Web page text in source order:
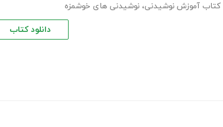
کتاب آموزش نوشیدنی، نوشیدنی های خوشمزه
دانلود کتاب